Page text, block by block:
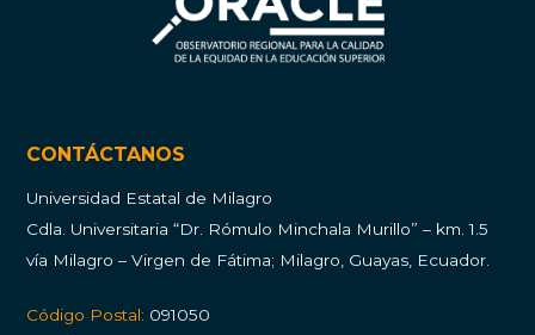
CONTÁCTANOS
Universidad Estatal de Milagro
Cdla. Universitaria “Dr. Rómulo Minchala Murillo” – km. 1.5
vía Milagro – Virgen de Fátima; Milagro, Guayas, Ecuador.
Código Postal: 091050